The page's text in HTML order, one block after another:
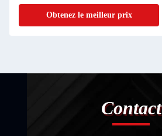
Obtenez le meilleur prix
Contact